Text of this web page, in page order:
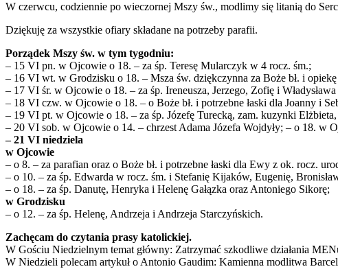
W czerwcu, codziennie po wieczornej Mszy św., modlimy się litanią do
Dziękuję za wszystkie ofiary składane na potrzeby parafii.
Porządek Mszy św. w tym tygodniu:
– 15 VI pn. w Ojcowie o 18. – za śp. Teresę Mularczyk w 4 rocz. śm.;
– 16 VI wt. w Grodzisku o 18. – Msza św. dziękczynna za Boże bł. i
– 17 VI śr. w Ojcowie o 18. – za śp. Ireneusza, Jerzego, Zofię i
– 18 VI czw. w Ojcowie o 18. – o Boże bł. i potrzebne łaski dla Joanny i
– 19 VI pt. w Ojcowie o 18. – za śp. Józefę Turecką, zam. kuzynki
– 20 VI sob. w Ojcowie o 14. – chrzest Adama Józefa Wojdyły; – o 18. w
– 21 VI niedziela
w Ojcowie
– o 8. – za parafian oraz o Boże bł. i potrzebne łaski dla Ewy z ok. rocz.
– o 10. – za śp. Edwarda w rocz. śm. i Stefanię Kijaków, Eugenię,
– o 18. – za śp. Danutę, Henryka i Helenę Gałązka oraz Antoniego Sikorę;
w Grodzisku
– o 12. – za śp. Helenę, Andrzeja i Andrzeja Starczyńskich.
Zachęcam do czytania prasy katolickiej.
W Gościu Niedzielnym temat główny: Zatrzymać szkodliwe działania
W Niedzieli polecam artykuł o Antonio Gaudim: Kamienna modlitwa